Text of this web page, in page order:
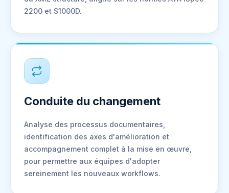
2200 et S1000D.
Conduite du changement
Analyse des processus documentaires,
identification des axes d'amélioration et
accompagnement complet à la mise en œuvre,
pour permettre aux équipes d'adopter
sereinement les nouveaux workflows.